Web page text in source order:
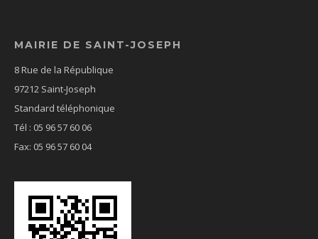
MAIRIE DE SAINT-JOSEPH
8 Rue de la République
97212 Saint-Joseph
Standard téléphonique
Tél : 05 96 57 60 06
Fax: 05 96 57 60 04